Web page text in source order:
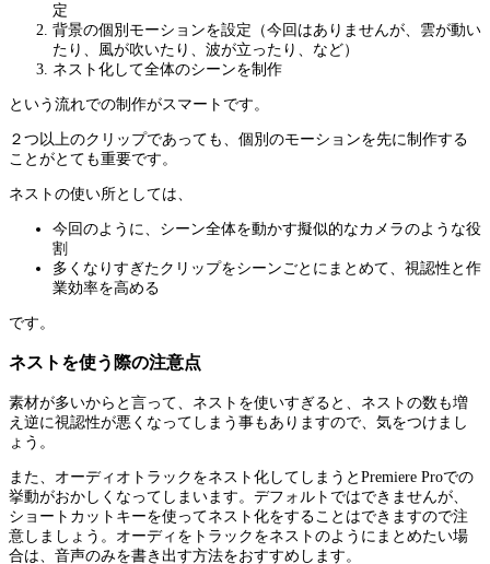
定
背景の個別モーションを設定（今回はありませんが、雲が動い
たり、風が吹いたり、波が立ったり、など）
ネスト化して全体のシーンを制作
という流れでの制作がスマートです。
２つ以上のクリップであっても、個別のモーションを先に制作する
ことがとても重要です。
ネストの使い所としては、
今回のように、シーン全体を動かす擬似的なカメラのような役
割
多くなりすぎたクリップをシーンごとにまとめて、視認性と作
業効率を高める
です。
ネストを使う際の注意点
素材が多いからと言って、ネストを使いすぎると、ネストの数も増
え逆に視認性が悪くなってしまう事もありますので、気をつけまし
ょう。
また、オーディオトラックをネスト化してしまうとPremiere Proでの
挙動がおかしくなってしまいます。デフォルトではできませんが、
ショートカットキーを使ってネスト化をすることはできますので注
意しましょう。オーディをトラックをネストのようにまとめたい場
合は、音声のみを書き出す方法をおすすめします。